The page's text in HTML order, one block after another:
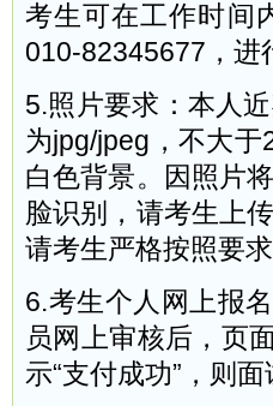
考生可在工作时间
010-82345677，进
5.照片要求：本人
为jpg/jpeg，不大
白色背景。因照片
脸识别，请考生上
请考生严格按照要
6.考生个人网上报
员网上审核后，页
示“支付成功”，则面